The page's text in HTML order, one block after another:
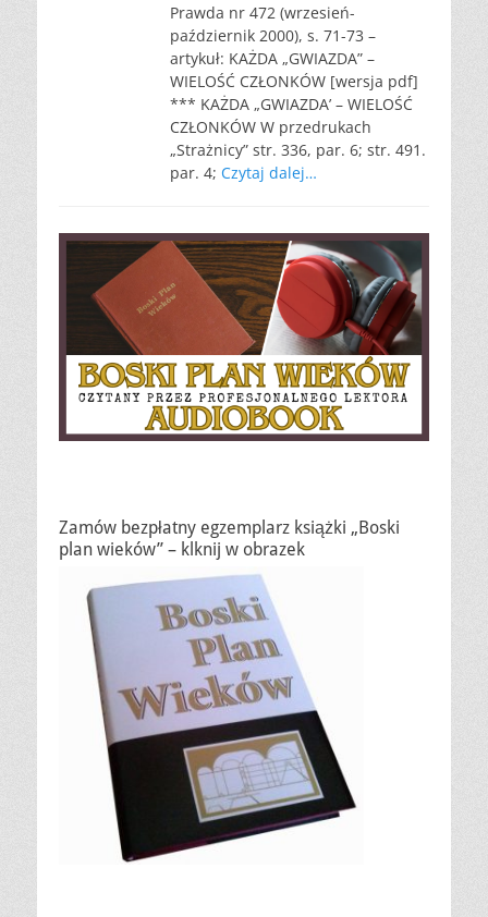
Prawda nr 472 (wrzesień-
październik 2000), s. 71-73 –
artykuł: KAŻDA „GWIAZDA” –
WIELOŚĆ CZŁONKÓW [wersja pdf]
*** KAŻDA „GWIAZDA’ – WIELOŚĆ
CZŁONKÓW W przedrukach
„Strażnicy” str. 336, par. 6; str. 491.
par. 4; Czytaj dalej…
Zamów bezpłatny egzemplarz książki „Boski
plan wieków” – klknij w obrazek